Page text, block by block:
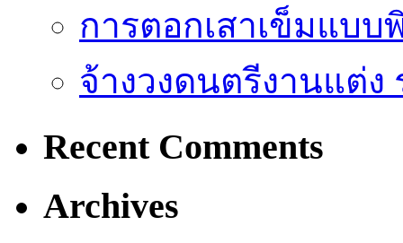
การตอกเสาเข็มแบบ
จ้างวงดนตรีงานแต่ง
Recent Comments
Archives